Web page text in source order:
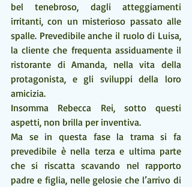
bel tenebroso, dagli atteggiamenti
irritanti, con un misterioso passato alle
spalle. Prevedibile anche il ruolo di Luisa,
la cliente che frequenta assiduamente il
ristorante di Amanda, nella vita della
protagonista, e gli sviluppi della loro
amicizia.
Insomma Rebecca Rei, sotto questi
aspetti, non brilla per inventiva.
Ma se in questa fase la trama si fa
prevedibile è nella terza e ultima parte
che si riscatta scavando nel rapporto
padre e figlia, nelle gelosie che l’arrivo di